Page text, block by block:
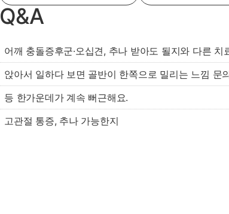
Q&A
어깨 충돌증후군·오십견, 추나 받아도 될지와 다른 치
앉아서 일하다 보면 골반이 한쪽으로 밀리는 느낌 문
등 한가운데가 계속 뻐근해요.
고관절 통증, 추나 가능한지